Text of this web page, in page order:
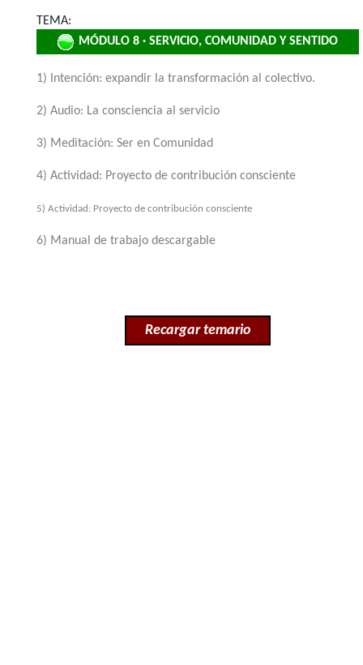
TEMA:
MÓDULO 8 · SERVICIO, COMUNIDAD Y SENTIDO
1) Intención: expandir la transformación al colectivo.
2) Audio: La consciencia al servicio
3) Meditación: Ser en Comunidad
4) Actividad: Proyecto de contribución consciente
5) Actividad: Proyecto de contribución consciente
6) Manual de trabajo descargable
Recargar temario